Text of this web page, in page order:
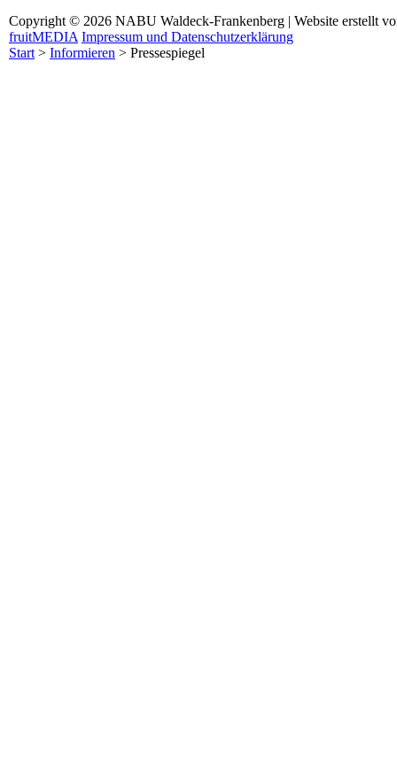
Copyright © 2026 NABU Waldeck-Frankenberg | Website erstellt
fruitMEDIA Impressum und Datenschutzerklärung
Start> Informieren > Pressespiegel